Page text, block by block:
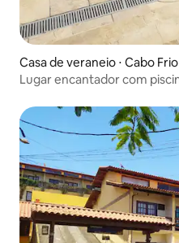
Casa de veraneio ⋅ Cabo Frio